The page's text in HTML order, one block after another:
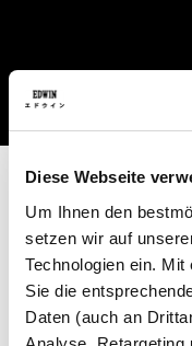
Diese Webseite
Um Ihnen den
setzen wir auf
Technologien ein. Mit
Sie die
Daten (auch an